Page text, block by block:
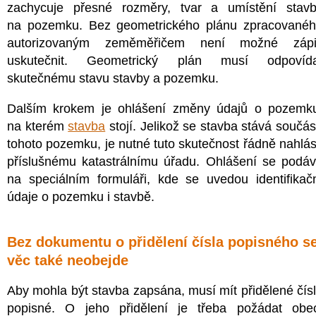
zachycuje přesné rozměry, tvar a umístění
na pozemku. Bez geometrického plánu
autorizovaným zeměměřičem není možné
uskutečnit. Geometrický plán musí
skutečnému stavu stavby a pozemku.
Dalším krokem je ohlášení změny údajů o
na kterémstavba stojí. Jelikož se stavba stává
tohoto pozemku, je nutné tuto skutečnost řádně
příslušnému katastrálnímu úřadu. Ohlášení se
na speciálním formuláři, kde se uvedou
údaje o pozemku i stavbě.
Bez dokumentu o přidělení čísla popisného
věc také neobejde
Aby mohla být stavba zapsána, musí mít přidělené
popisné. O jeho přidělení je třeba požádat